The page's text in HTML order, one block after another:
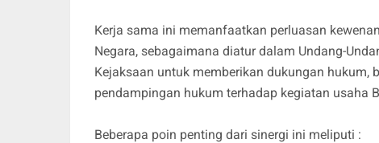
Kerja sama ini memanfaatkan perluasan
Negara, sebagaimana diatur dalam Undang-
Kejaksaan untuk memberikan dukungan
pendampingan hukum terhadap kegiatan usaha
Beberapa poin penting dari sinergi ini meliputi :